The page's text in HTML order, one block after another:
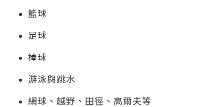
籃球
足球
棒球
游泳與跳水
網球、越野、田徑、高爾夫等